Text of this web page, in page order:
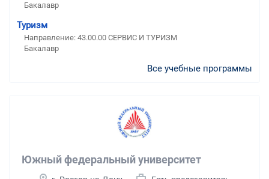
Бакалавр
Туризм
Направление: 43.00.00 СЕРВИС И ТУРИЗМ
Бакалавр
Все учебные программы
Южный федеральный университет